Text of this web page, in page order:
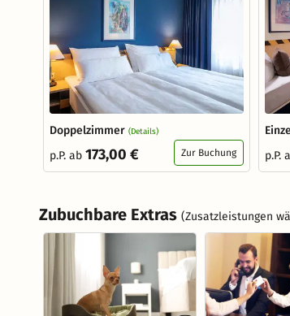
Doppelzimmer (Details)
p.P. ab 173,00 € Zur Buchung p.P.
Zubuchbare Extras (Zusatzleistungen